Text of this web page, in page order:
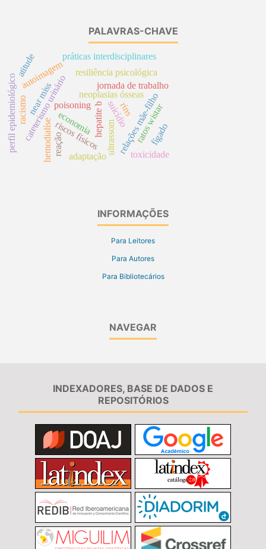
PALAVRAS-CHAVE
hepatite b
neoplasias ósseas
poisoning
ultrassom
cateterismo urinário
near miss jornada de trabalho
resiliência psicológica
relações mãe-filho
riscos físicos
autoimagem
perfil epidemiológico
práticas interdisciplinares
economia suicídio
reação
hemodialíse toxicidade
ratos wistar
fígado
rins
racismo
adaptação
atitude
INFORMAÇÕES
Para Leitores
Para Autores
Para Bibliotecários
NAVEGAR
INDEXADORES, BASE DE DADOS E
REPOSITÓRIOS